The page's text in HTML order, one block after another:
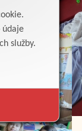
údaje
služby.